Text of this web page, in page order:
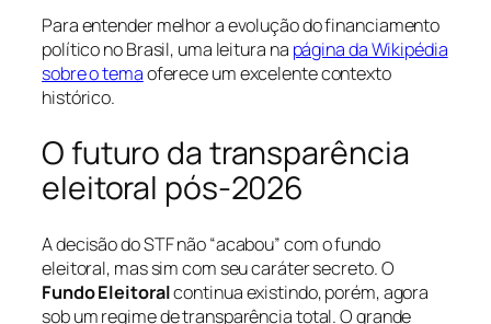
Para entender melhor a evolução do financiamento
político no Brasil, uma leitura na página da Wikipédia
sobre o temaoferece um excelente contexto
histórico.
O futuro da transparência
eleitoral pós-2026
A decisão do STF não “acabou” com o fundo
eleitoral, mas sim com seu caráter secreto. O
Fundo Eleitoralcontinua existindo, porém, agora
sob um regime de transparência total. O grande